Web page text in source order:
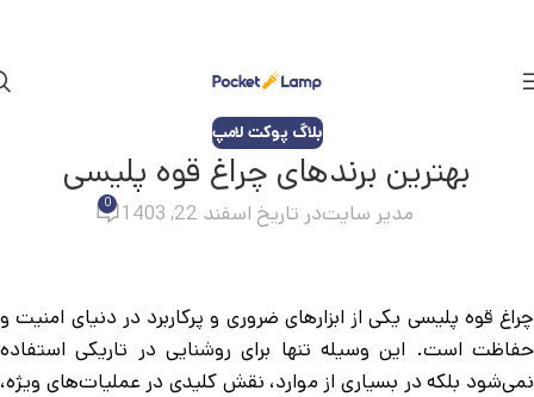
بلاگ پوکت لامپ
بهترین برندهای چراغ قوه پلیسی
مدیر سایتدر تاریخ اسفند 22, 1403 0
چراغ قوه پلیسی یکی از ابزارهای ضروری و پرکاربرد در دنیای امنیت و
حفاظت است. این وسیله تنها برای روشنایی در تاریکی استفاده
نمی‌شود بلکه در بسیاری از موارد، نقش کلیدی در عملیات‌های ویژه،